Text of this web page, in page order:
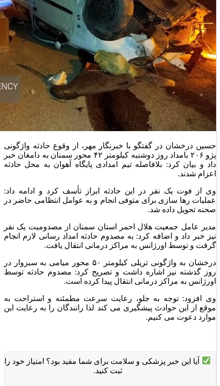
حسین درخشان در گفتگو با خبرنگار مهر، از وقوع حادثه واژگونی
پژو ۲۰۶ بامداد روز دوشنبه کیلومتر ۴۲ محور سمنان به دامغان خبر
داد و بیان کرد: بلافاصله تیم امدادی پایگاه آهوان به محل حادثه
اعزام شدند.
وی از فوت یک نفر در این حادثه ابراز تأسف کرد و ادامه داد:
عملیات رها سازی برای متوفی انجام و به عوامل انتظامی حاضر در
صحنه تحویل داده شد.
مدیر عامل جمعیت هلال احمر استان سمنان از مصدومیت یک نفر
نیز خبر داد و اضافه کرد: به مصدوم حادثه امداد رسانی لازم انجام
گرفت و توسط اورژانس به مراکز درمانی انتقال یافت.
درخشان به واژگونی تریلی کیلومتر ۵۰ محور میامی به سبزوار در
روز گذشته نیز اشاره داشت و تصریح کرد: مصدوم حادثه توسط
اورژانس به مراکز درمانی انتقال پیدا کرده است.
وی افزود: توجه به جلو، رعایت سرعت مطمئنه و استراحت به
موقع از این حوادث پیشگیری می کند لذا رانندگان را به رعایت این
موارد دعوت می کنیم.
آیا این خبر پزشکی و سلامت برای شما مفید بود؟ امتیاز خود را
ثبت کنید.